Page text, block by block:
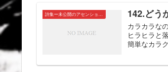
詩集ー未公開のアセンションたちー 142.どう
カラカラな
ヒラヒラと
簡単なカラ